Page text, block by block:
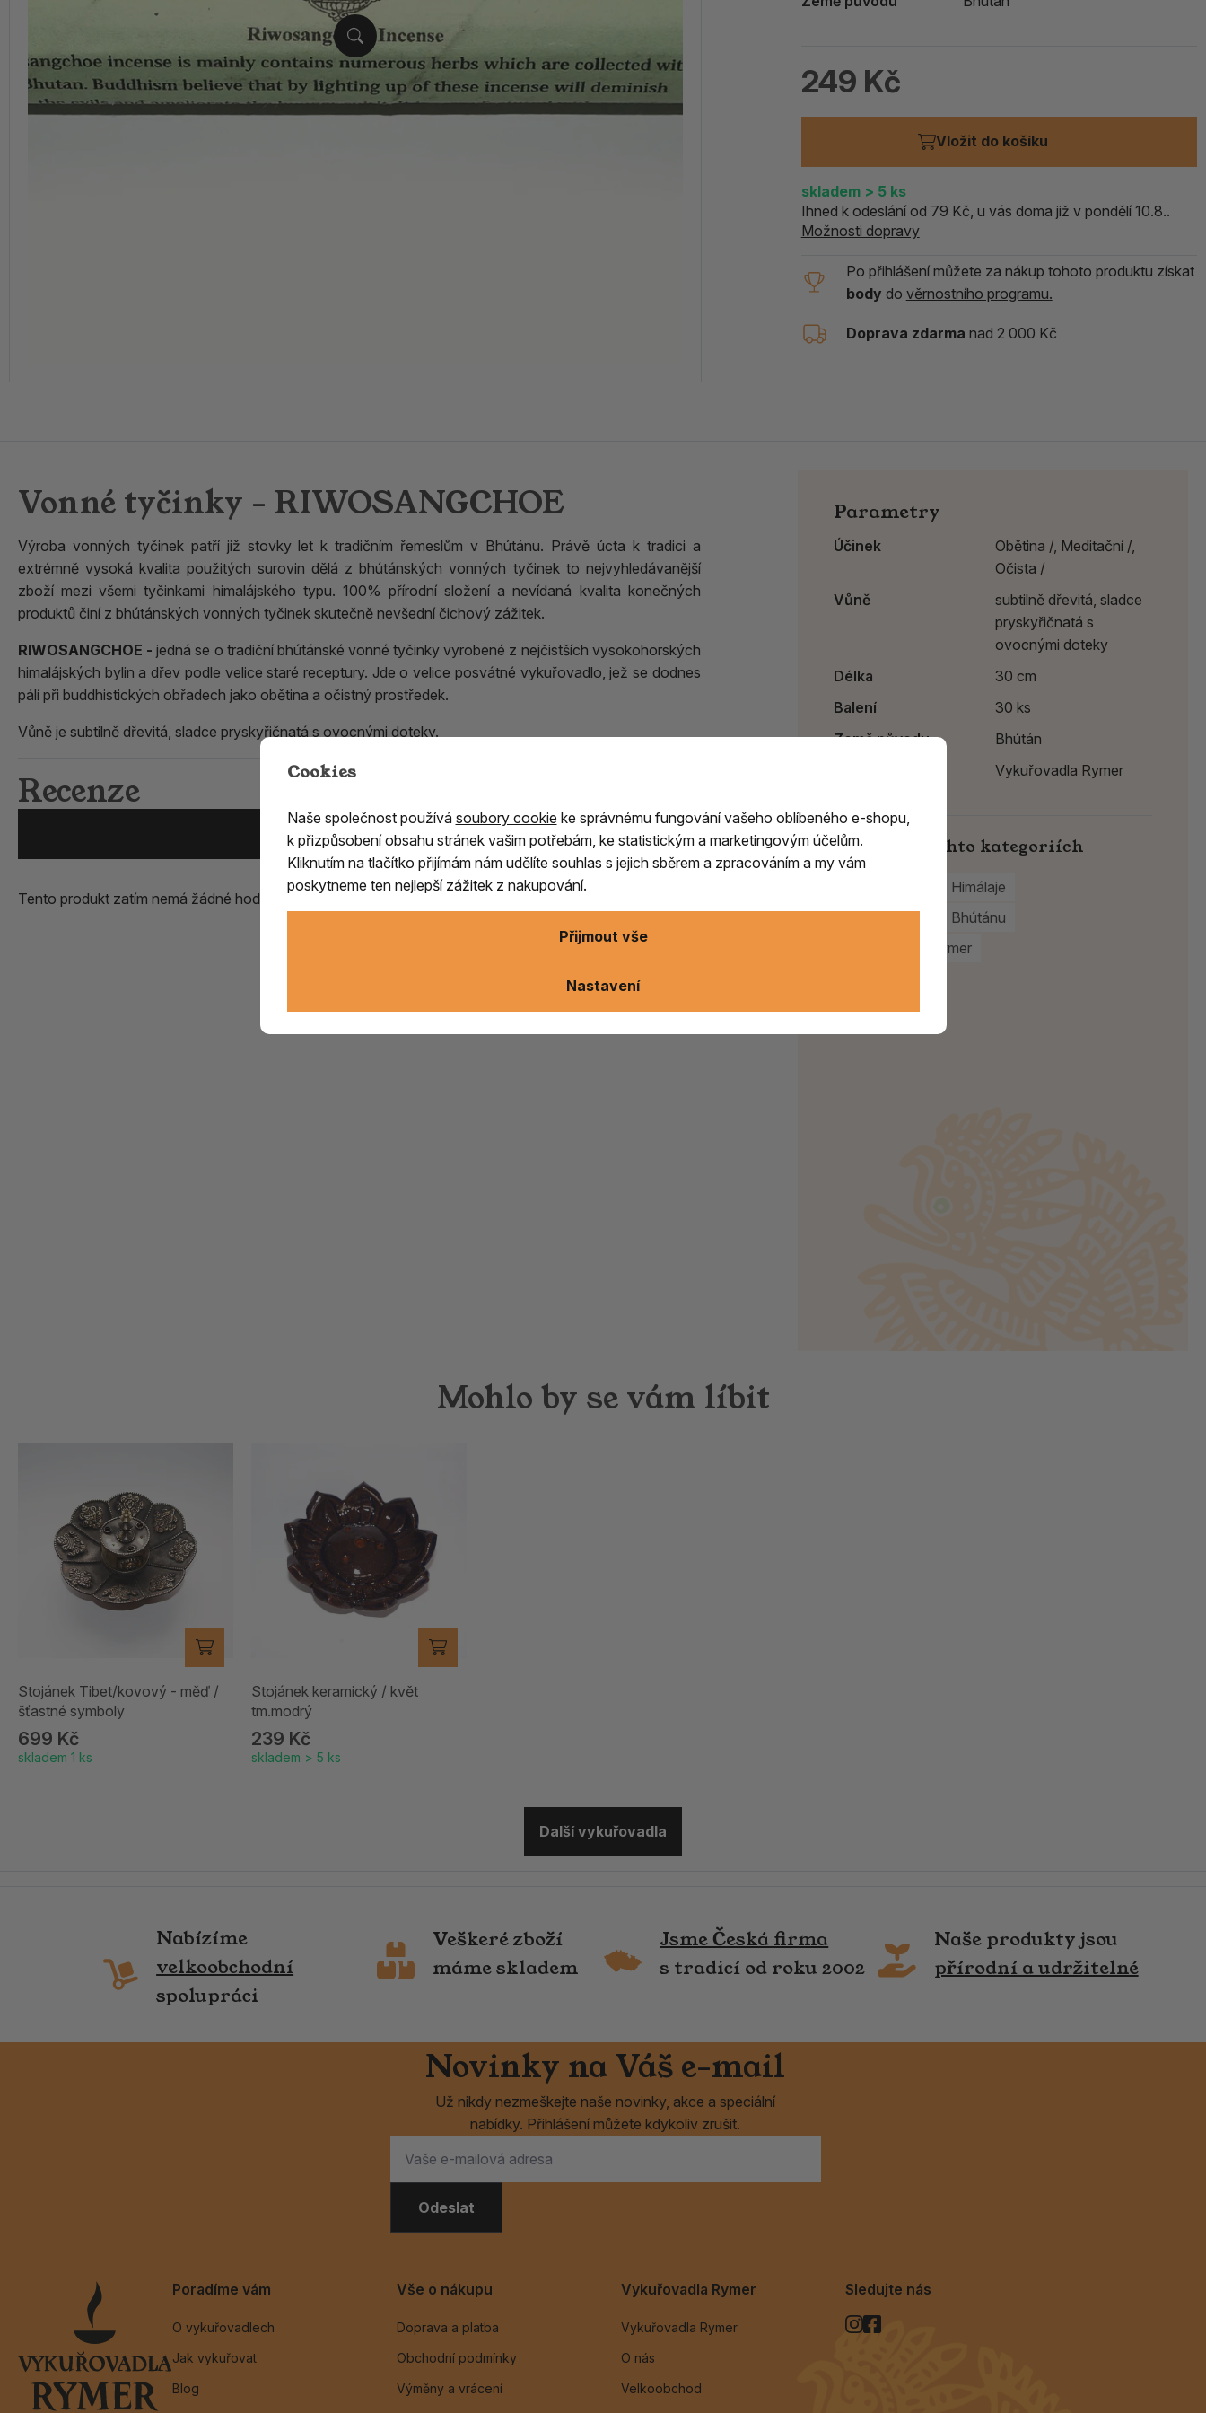
119 Kč
skladem > 5 ks
249 Kč
Vložit do košíku
skladem> 5 ks
Ihned k odeslání od 79 Kč, u vás doma již v pondělí 10.8..
Možnosti dopravy
Po přihlášení můžete za nákup tohoto produktu získat
body do věrnostního programu.
Doprava zdarma nad 2 000 Kč
Vonné tyčinky - RIWOSANGCHOE
Výroba vonných tyčinek patří již stovky let k tradičním řemeslům v Bhútánu. Právě úcta k tradici a
extrémně vysoká kvalita použitých surovin dělá z bhútánských vonných tyčinek to nejvyhledávanější
zboží mezi všemi tyčinkami himalájského typu. 100% přírodní složení a nevídaná kvalita konečných
produktů činí z bhútánských vonných tyčinek skutečně nevšední čichový zážitek.
RIWOSANGCHOE -jedná se o tradiční bhútánské vonné tyčinky vyrobené z nejčistších vysokohorských
himalájských bylin a dřev podle velice staré receptury. Jde o velice posvátné vykuřovadlo, jež se dodnes
pálí při buddhistických obřadech jako obětina a očistný prostředek.
Vůně je subtilně dřevitá, sladce pryskyřičnatá s ovocnými doteky.
Recenze
Přidat vlastní zkušenost
Tento produkt zatím nemá žádné hodnocení. Přidejte první
Parametry
Účinek Obětina /, Meditační /,
Očista /
Vůně
subtilně dřevitá, sladce
pryskyřičnatá s
ovocnými doteky
Délka
30 cm
Balení
30 ks
Země původu
Bhútán
Vykuřovadla Rymer
Najdete v těchto kategoriích
Vonné tyčinky z Himálaje
Vonné tyčinky z Bhútánu
Vykuřovadla Rymer
Mohlo by se vám líbit
Stojánek Tibet/kovový - měď /
šťastné symboly
699 Kč
skladem 1 ks
Stojánek keramický / květ
tm.modrý
239 Kč
skladem > 5 ks
Další vykuřovadla
Nabízíme
velkoobchodní
spolupráci
Veškeré zboží
máme skladem
Jsme Česká firma
s tradicí od roku 2002
Naše produkty jsou
přírodní a udržitelné
Novinky na Váš e-mail
Už nikdy nezmeškejte naše novinky, akce a speciální
nabídky. Přihlášení můžete kdykoliv zrušit.
Odeslat
Poradíme vám
O vykuřovadlech
Jak vykuřovat
Blog
Vše o nákupu
Doprava a platba
Obchodní podmínky
Výměny a vrácení
Vykuřovadla Rymer
Vykuřovadla Rymer
O nás
Velkoobchod
Sledujte nás
Cookies
Naše společnost používá soubory cookie ke správnému fungování vašeho oblíbeného e-shopu,
k přizpůsobení obsahu stránek vašim potřebám, ke statistickým a marketingovým účelům.
Kliknutím na tlačítko přijímám nám udělíte souhlas s jejich sběrem a zpracováním a my vám
poskytneme ten nejlepší zážitek z nakupování.
Nastavení
Přijmout vše